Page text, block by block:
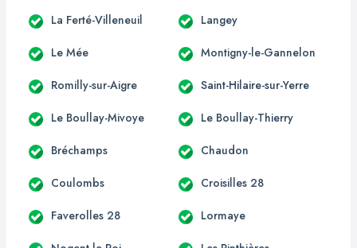
La Ferté-Villeneuil Langey
Le Mée Montigny-le-Gannelon
Romilly-sur-Aigre Saint-Hilaire-sur-Yerre
Le Boullay-Mivoye Le Boullay-Thierry
Bréchamps Chaudon
Coulombs Croisilles 28
Faverolles 28 Lormaye